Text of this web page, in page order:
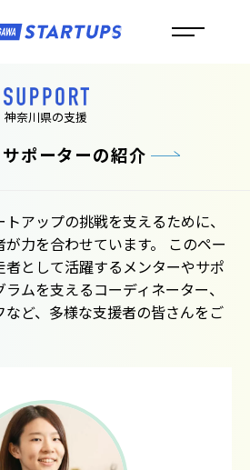
神奈川県の支援
ポーターの紹介
アップの挑戦を支えるために、
力を合わせています。 このペー
として活躍するメンターやサポ
ムを支えるコーディネーター、
ど、多様な支援者の皆さんをご